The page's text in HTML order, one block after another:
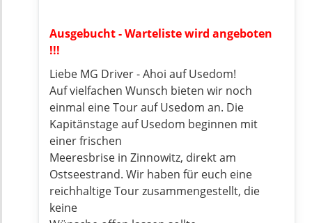
Ausgebucht - Warteliste wird angeboten
!!!
Liebe MG Driver - Ahoi auf Usedom!
Auf vielfachen Wunsch bieten wir noch
einmal eine Tour auf Usedom an. Die
Kapitänstage auf Usedom beginnen mit
einer frischen
Meeresbrise in Zinnowitz, direkt am
Ostseestrand. Wir haben für euch eine
reichhaltige Tour zusammengestellt, die
keine